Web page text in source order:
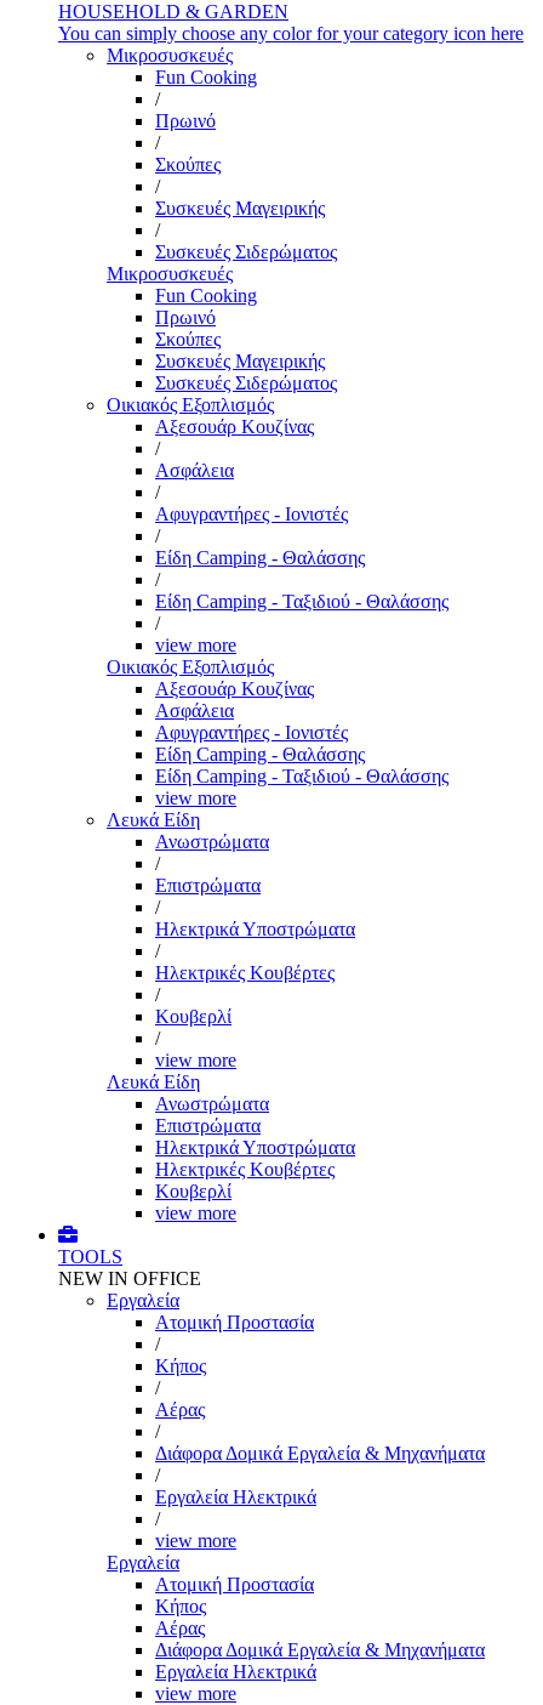
HOUSEHOLD & GARDEN
You can simply choose any color for your category icon here
Μικροσυσκευές
Fun Cooking
/
Πρωινό
/
Σκούπες
/
Συσκευές Μαγειρικής
/
Συσκευές Σιδερώματος
Μικροσυσκευές
Fun Cooking
Πρωινό
Σκούπες
Συσκευές Μαγειρικής
Συσκευές Σιδερώματος
Οικιακός Εξοπλισμός
Αξεσουάρ Κουζίνας
/
Ασφάλεια
/
Αφυγραντήρες - Ιονιστές
/
Είδη Camping - Θαλάσσης
/
Είδη Camping - Ταξιδιού - Θαλάσσης
/
view more
Οικιακός Εξοπλισμός
Αξεσουάρ Κουζίνας
Ασφάλεια
Αφυγραντήρες - Ιονιστές
Είδη Camping - Θαλάσσης
Είδη Camping - Ταξιδιού - Θαλάσσης
view more
Λευκά Είδη
Ανωστρώματα
/
Επιστρώματα
/
Ηλεκτρικά Υποστρώματα
/
Ηλεκτρικές Κουβέρτες
/
Κουβερλί
/
view more
Λευκά Είδη
Ανωστρώματα
Επιστρώματα
Ηλεκτρικά Υποστρώματα
Ηλεκτρικές Κουβέρτες
Κουβερλί
view more
TOOLS
NEW IN OFFICE
Εργαλεία
Aτομική Προστασία
/
Kήπος
/
Αέρας
/
Διάφορα Δομικά Εργαλεία & Μηχανήματα
/
Εργαλεία Ηλεκτρικά
/
view more
Εργαλεία
Aτομική Προστασία
Kήπος
Αέρας
Διάφορα Δομικά Εργαλεία & Μηχανήματα
Εργαλεία Ηλεκτρικά
view more